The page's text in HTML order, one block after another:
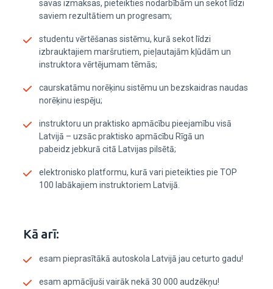
savas izmaksas, pieteikties nodarbībām un sekot līdzi
saviem rezultātiem un progresam;
studentu vērtēšanas sistēmu, kurā sekot līdzi
izbrauktajiem maršrutiem, pieļautajām kļūdām un
instruktora vērtējumam tēmās;
caurskatāmu norēķinu sistēmu un bezskaidras naudas
norēķinu iespēju;
instruktoru un praktisko apmācību pieejamību visā
Latvijā – uzsāc praktisko apmācību Rīgā un
pabeidz jebkurā citā Latvijas pilsētā;
elektronisko platformu, kurā vari pieteikties pie TOP
100 labākajiem instruktoriem Latvijā.
Kā arī:
esam pieprasītākā autoskola Latvijā jau ceturto gadu!
esam apmācījuši vairāk nekā 30 000 audzēkņu!